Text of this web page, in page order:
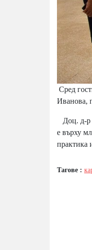
Сред
Иванова,
Доц. д-р
е върху
практика
Тагове :